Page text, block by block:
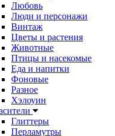
Любовь
Люди и персонажи
Винтаж
Цветы и растения
Животные
Птицы и насекомые
Еда и напитки
Фоновые
Разное
Хэлоуин
Глиттеры
Перламутры